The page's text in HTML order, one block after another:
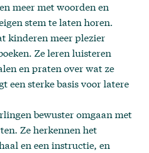
meer met woorden en
stem te laten horen.
kinderen meer plezier
Ze leren luisteren
en praten over wat ze
een sterke basis voor latere
bewuster omgaan met
Ze herkennen het
en een instructie, en